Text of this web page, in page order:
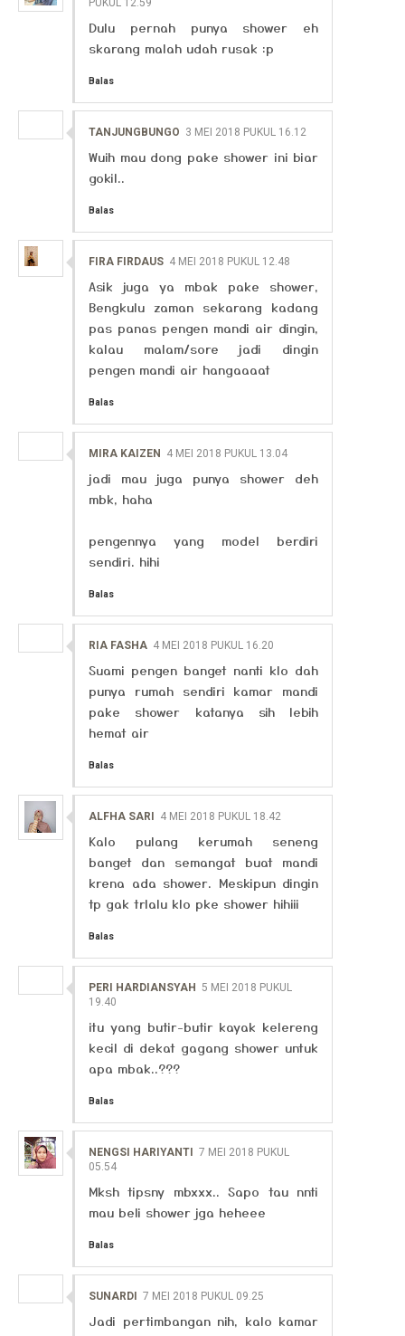
Dulu pernah punya shower eh
skarang malah udah rusak :p
Balas
TANJUNGBUNGO 3 MEI 2018 PUKUL 16.12
Wuih mau dong pake shower ini biar
gokil..
Balas
FIRA FIRDAUS 4 MEI 2018 PUKUL 12.48
Asik juga ya mbak pake shower,
Bengkulu zaman sekarang kadang
pas panas pengen mandi air dingin,
kalau malam/sore jadi dingin
pengen mandi air hangaaaat
Balas
MIRA KAIZEN 4 MEI 2018 PUKUL 13.04
jadi mau juga punya shower deh
mbk, haha
pengennya yang model berdiri
sendiri. hihi
Balas
RIA FASHA 4 MEI 2018 PUKUL 16.20
Suami pengen banget nanti klo dah
punya rumah sendiri kamar mandi
pake shower katanya sih lebih
hemat air
Balas
ALFHA SARI 4 MEI 2018 PUKUL 18.42
Kalo pulang kerumah seneng
banget dan semangat buat mandi
krena ada shower. Meskipun dingin
tp gak trlalu klo pke shower hihiii
Balas
PERI HARDIANSYAH 5 MEI 2018 PUKUL
19.40
itu yang butir-butir kayak kelereng
kecil di dekat gagang shower untuk
apa mbak..???
Balas
NENGSI HARIYANTI 7 MEI 2018 PUKUL
05.54
Mksh tipsny mbxxx.. Sapo tau nnti
mau beli shower jga heheee
Balas
SUNARDI 7 MEI 2018 PUKUL 09.25
Jadi pertimbangan nih, kalo kamar